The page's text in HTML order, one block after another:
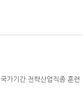
국가기간·전략산업직종 훈련